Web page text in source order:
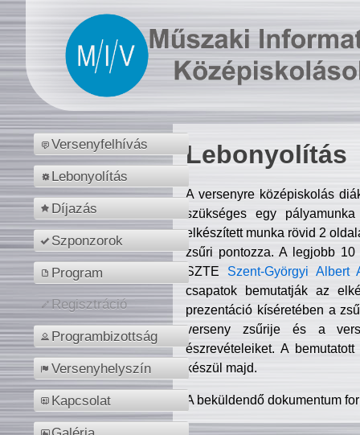
Versenyfelhívás
Lebonyolítás
Díjazás
Szponzorok
Program
Regisztráció
Programbizottság
Versenyhelyszín
Kapcsolat
Lebonyolítás
A versenyre középiskolás
szükséges egy
elkészített munka rövid 2
zsűri pontozza. A legjobb
SZTE Szent-Györgyi Albert
csapatok bemutatják az
prezentáció kíséretében a
verseny zsűrije és a
észrevételeiket. A
készül majd.
A beküldendő dokumentum